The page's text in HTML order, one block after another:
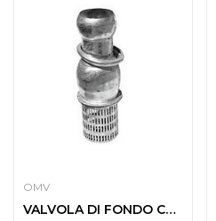
OMV
VALVOLA DI FONDO CON GIUNTO SFERICO MASCHIO d....